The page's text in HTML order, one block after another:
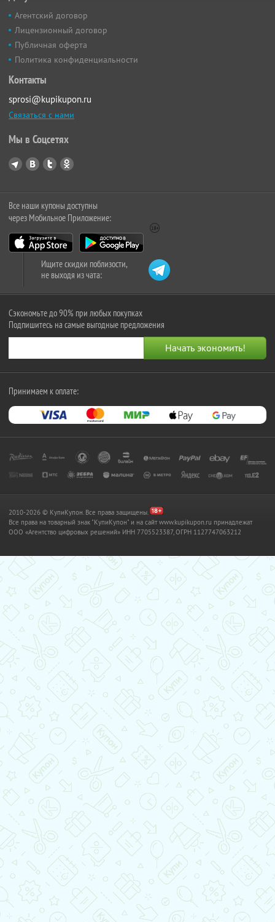
Агентский договор
Лицензионный договор
Публичная оферта
Политика конфиденциальности
Контакты
sprosi@kupikupon.ru
Связаться с нами
Мы в Соцсетях
Все наши купоны доступны
через Мобильное Приложение:
Ищите скидки поблизости,
не выходя из чата:
Сэкономьте до 90% при любых покупках
Подпишитесь на самые выгодные предложения
Принимаем к оплате:
2010-2026 © КупиКупон. Все права защищены.
Все права на товарный знак "КупиКупон" и на сайт www.kupikupon.ru принадлежат
OOO «Агентство цифровых решений» ИНН 7705523387, ОГРН 1127747063212